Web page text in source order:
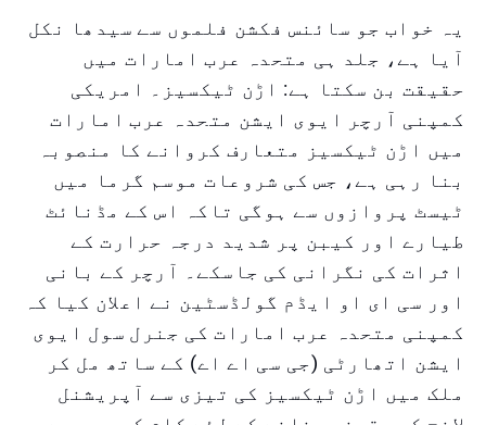
یہ خواب جو سائنس فکشن فلموں سے سیدھا نکل
آیا ہے، جلد ہی متحدہ عرب امارات میں
حقیقت بن سکتا ہے: اڑن ٹیکسیز۔ امریکی
کمپنی آرچر ایوی ایشن متحدہ عرب امارات
میں اڑن ٹیکسیز متعارف کروانے کا منصوبہ
بنا رہی ہے، جس کی شروعات موسم گرما میں
ٹیسٹ پروازوں سے ہوگی تاکہ اس کے مڈنائٹ
طیارے اور کیبن پر شدید درجہ حرارت کے
اثرات کی نگرانی کی جاسکے۔ آرچر کے بانی
اور سی ای او ایڈم گولڈسٹین نے اعلان کیا کہ
کمپنی متحدہ عرب امارات کی جنرل سول ایوی
ایشن اتھارٹی (جی سی اے اے) کے ساتھ مل کر
ملک میں اڑن ٹیکسیز کی تیزی سے آپریشنل